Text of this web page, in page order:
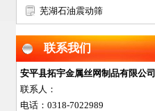
网篮
芜湖石油震动筛
联系我们
安平县拓宇金属丝网制品有限公司
联系人：
电话：0318-7022989